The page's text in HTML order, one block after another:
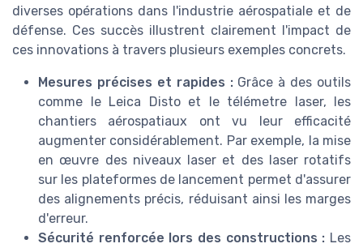
diverses opérations dans l'industrie aérospatiale et de
défense. Ces succès illustrent clairement l'impact de
ces innovations à travers plusieurs exemples concrets.
Mesures précises et rapides :Grâce à des outils
comme le Leica Disto et le télémetre laser, les
chantiers aérospatiaux ont vu leur efficacité
augmenter considérablement. Par exemple, la mise
en œuvre des niveaux laser et des laser rotatifs
sur les plateformes de lancement permet d'assurer
des alignements précis, réduisant ainsi les marges
d'erreur.
Sécurité renforcée lors des constructions : Les